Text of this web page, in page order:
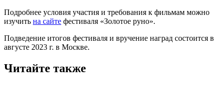
Подробнее условия участия и требования к фильмам можно
изучить на сайте фестиваля «Золотое руно».
Подведение итогов фестиваля и вручение наград состоится в
августе 2023 г. в Москве.
Читайте также